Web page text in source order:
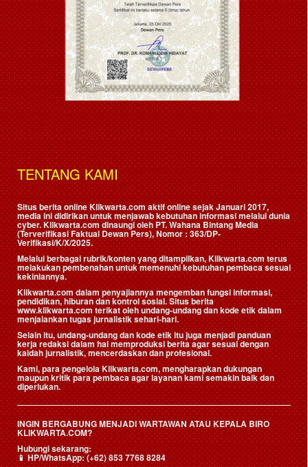
TENTANG KAMI
Situs berita online Klikwarta.com aktif online sejak Januari 2017,
media ini didirikan untuk menjawab kebutuhan informasi melalui dunia
cyber. Klikwarta.com dinaungi oleh PT. Wahana Bintang Media
(Terverifikasi Faktual Dewan Pers), Nomor : 363/DP-
Verifikasi/K/X/2025.
Melalui berbagai rubrik/konten yang ditampilkan, Klikwarta.com terus
melakukan pembenahan untuk memenuhi kebutuhan pembaca sesuai
kekiniannya.
Klikwarta.com dalam penyajiannya mengemban fungsi informasi,
pendidikan, hiburan dan kontrol sosial. Situs berita
www.klikwarta.com terikat oleh undang-undang dan kode etik dalam
menjalankan tugas jurnalistik sehari-hari.
Selain itu, undang-undang dan kode etik itu juga menjadi panduan
kerja redaksi dalam hal memproduksi berita agar sesuai dengan
kaidah jurnalistik, mencerdaskan dan profesional.
Kami, para pengelola Klikwarta.com, mengharapkan dukungan
maupun kritik para pembaca agar layanan kami semakin baik dan
diperlukan.
INGIN BERGABUNG MENJADI WARTAWAN ATAU KEPALA BIRO
KLIKWARTA.COM?
Hubungi sekarang:
📱HP/WhatsApp:(+62) 853 7768 8284